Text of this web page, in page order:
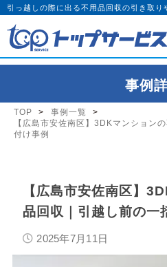
引っ越しの際に出る不用品回収の引き取
事例
TOP
事例一覧
【広島市安佐南区】3DKマンション
付け事例
【広島市安佐南区】
品回収｜引越し前の一
2025年7月11日